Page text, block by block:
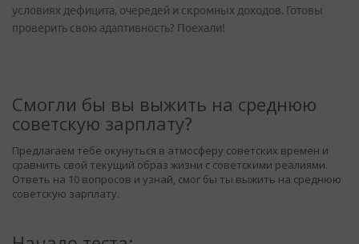
условиях дефицита, очередей и скромных доходов. Готовы
проверить свою адаптивность? Поехали!